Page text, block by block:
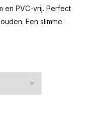
en PVC-vrij. Perfect
Een slimme